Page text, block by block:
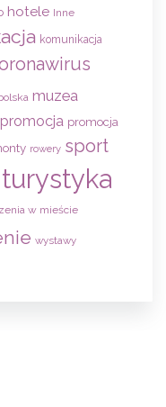
hotele Inne
komunikacja
muzea
promocja promocja
rowery sport
turystyka
w mieście
wystawy